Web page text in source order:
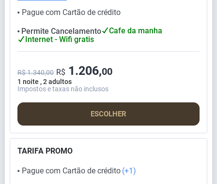
⬤ Pague com Cartão de crédito
⬤ Permite Cancelamento
Cafe da manha
Internet - Wifi gratis
1 noite , 2 adultos
R$ 1.340,00 R$ 1.206,00
Impostos e taxas não inclusos
ESCOLHER
TARIFA PROMO
⬤ Pague com Cartão de crédito (+1)